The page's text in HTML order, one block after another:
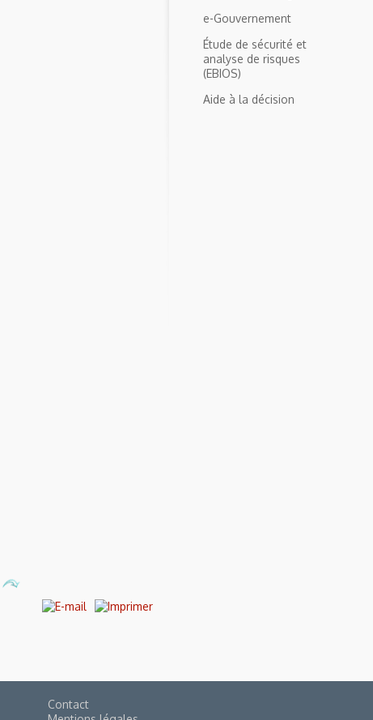
e-Gouvernement
Étude de sécurité et
analyse de risques
(EBIOS)
Aide à la décision
Contact